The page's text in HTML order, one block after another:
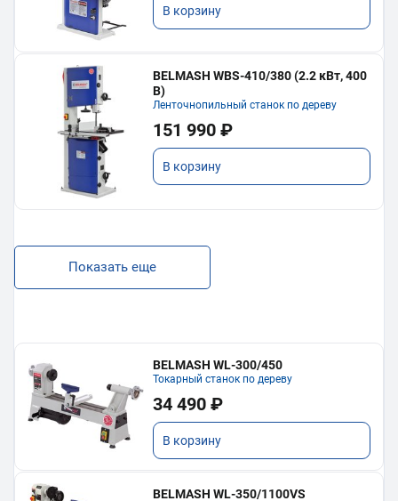
В корзину
BELMASH WBS-410/380 (2.2 кВт, 400
В)
Ленточнопильный станок по дереву
151 990 ₽
В корзину
Показать еще
BELMASH WL-300/450
Токарный станок по дереву
34 490 ₽
В корзину
BELMASH WL-350/1100VS